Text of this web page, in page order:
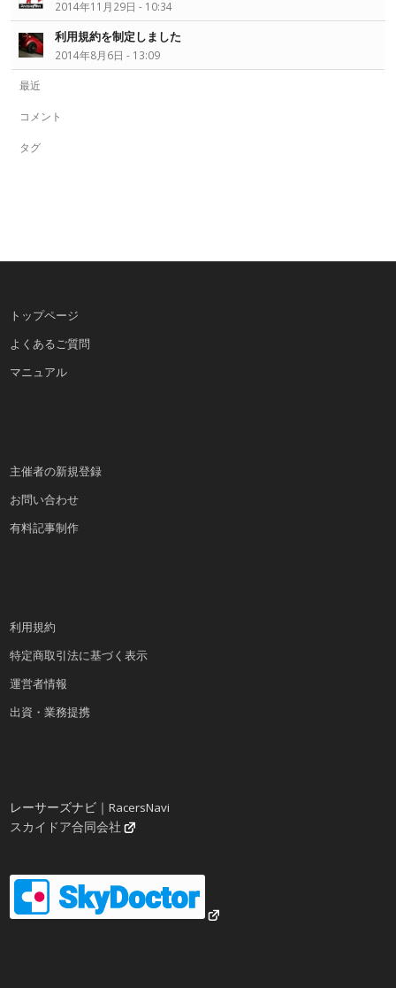
2014年11月29日 - 10:34
利用規約を制定しました
2014年8月6日 - 13:09
最近
コメント
タグ
トップページ
よくあるご質問
マニュアル
主催者の新規登録
お問い合わせ
有料記事制作
利用規約
特定商取引法に基づく表示
運営者情報
出資・業務提携
レーサーズナビ｜RacersNavi
スカイドア合同会社